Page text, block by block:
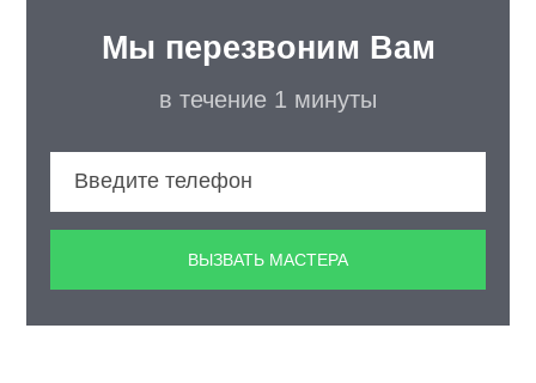
Мы перезвоним Вам
в течение 1 минуты